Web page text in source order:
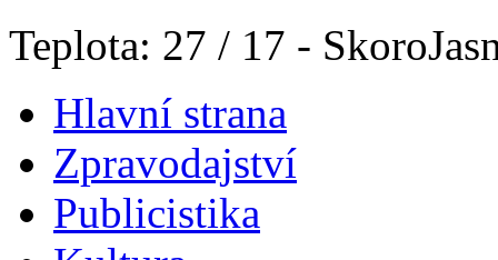
Teplota: 27 / 17 -
Hlavní strana
Zpravodajství
Publicistika